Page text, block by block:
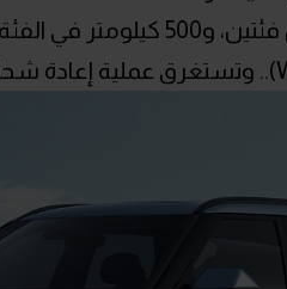
لمسافة 555 كيلومتر في أول